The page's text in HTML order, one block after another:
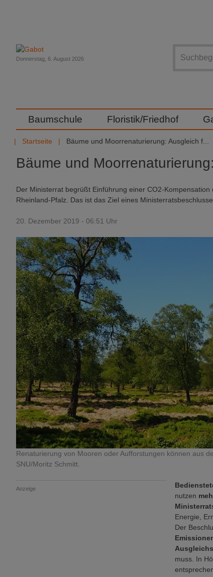
Donnerstag, 6. August 2026
Baumschule Floristik/Friedhof
Startseite Bäume und Moorrenaturierung: Ausgleich f...
Bäume und
Der Ministerrat begrüßt Einführung einer CO2-
Rheinland-Pfalz. Das ist das Ziel eines
20. Dezember 2019 - 06:51 Uhr
Renaturierung von Mooren oder Aufforstungen können aus
SNU/Moritz Schmitt.
Anzeige
nutzen
Energie,
Der
muss. In